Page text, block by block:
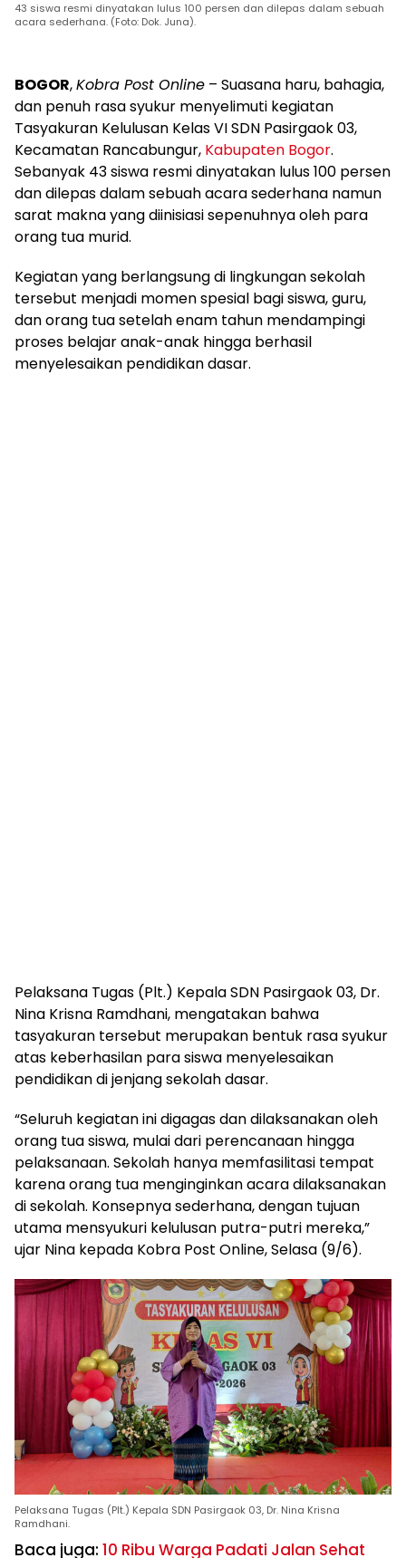
43 siswa resmi dinyatakan lulus 100 persen dan dilepas dalam sebuah
acara sederhana. (Foto: Dok. Juna).
BOGOR,Kobra Post Online – Suasana haru, bahagia,
dan penuh rasa syukur menyelimuti kegiatan
Tasyakuran Kelulusan Kelas VI SDN Pasirgaok 03,
Kecamatan Rancabungur, Kabupaten Bogor.
Sebanyak 43 siswa resmi dinyatakan lulus 100 persen
dan dilepas dalam sebuah acara sederhana namun
sarat makna yang diinisiasi sepenuhnya oleh para
orang tua murid.
Kegiatan yang berlangsung di lingkungan sekolah
tersebut menjadi momen spesial bagi siswa, guru,
dan orang tua setelah enam tahun mendampingi
proses belajar anak-anak hingga berhasil
menyelesaikan pendidikan dasar.
Pelaksana Tugas (Plt.) Kepala SDN Pasirgaok 03, Dr.
Nina Krisna Ramdhani, mengatakan bahwa
tasyakuran tersebut merupakan bentuk rasa syukur
atas keberhasilan para siswa menyelesaikan
pendidikan di jenjang sekolah dasar.
“Seluruh kegiatan ini digagas dan dilaksanakan oleh
orang tua siswa, mulai dari perencanaan hingga
pelaksanaan. Sekolah hanya memfasilitasi tempat
karena orang tua menginginkan acara dilaksanakan
di sekolah. Konsepnya sederhana, dengan tujuan
utama mensyukuri kelulusan putra-putri mereka,”
ujar Nina kepada Kobra Post Online, Selasa (9/6).
Pelaksana Tugas (Plt.) Kepala SDN Pasirgaok 03, Dr. Nina Krisna
Ramdhani.
Baca juga: 10 Ribu Warga Padati Jalan Sehat